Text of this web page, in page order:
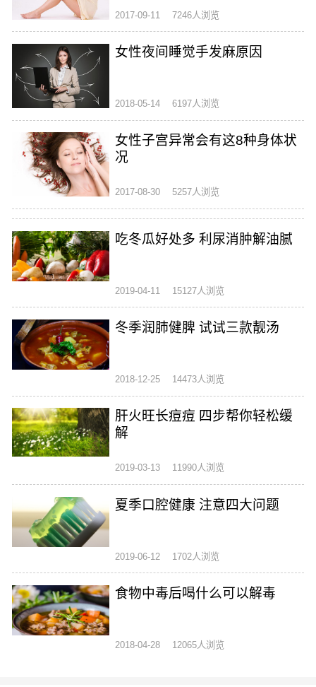
2017-09-11 7246人浏览
女性夜间睡觉手发麻原因
2018-05-14 6197人浏览
女性子宫异常会有这8种身体状
况
2017-08-30 5257人浏览
吃冬瓜好处多 利尿消肿解油腻
2019-04-11 15127人浏览
冬季润肺健脾 试试三款靓汤
2018-12-25 14473人浏览
肝火旺长痘痘 四步帮你轻松缓
解
2019-03-13 11990人浏览
夏季口腔健康 注意四大问题
2019-06-12 1702人浏览
食物中毒后喝什么可以解毒
2018-04-28 12065人浏览